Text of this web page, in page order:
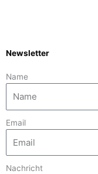
Newsletter
Name
Email
Nachricht